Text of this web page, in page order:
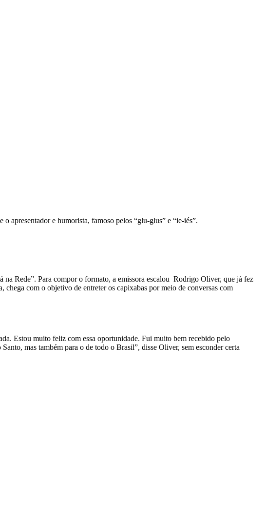
apresentador e humorista, famoso pelos “glu-glus” e “ie-iés”.
Rede”. Para compor o formato, a emissora escalou Rodrigo Oliver, que já fez
com o objetivo de entreter os capixabas por meio de conversas com
Estou muito feliz com essa oportunidade. Fui muito bem recebido pelo
mas também para o de todo o Brasil”, disse Oliver, sem esconder certa